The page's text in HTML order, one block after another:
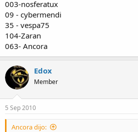
003-nosferatux
09 - cybermendi
35 - vespa75
104-Zaran
063- Ancora
Edox
Member
5 Sep 2010
Ancora dijo: